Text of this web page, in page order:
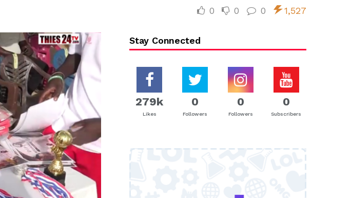
0 0 0 1,527
Stay Connected
279k
Likes
0
Followers
0
Followers
0
Subscribers